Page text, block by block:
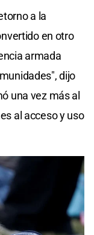
a la
en otro
armada
dijo
una vez más al
al acceso y uso